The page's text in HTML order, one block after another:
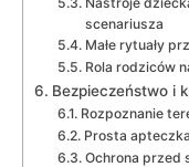
scenariusza
Małe rytuały
Rola rodziców
Bezpieczeństwo i
Rozpoznanie
Prosta
Ochrona przed